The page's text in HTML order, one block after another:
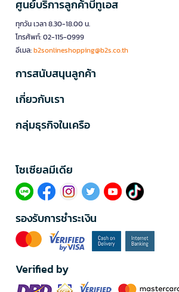
ศูนย์บริการลูกค้าบีทูเอส
ทุกวัน เวลา 8.30-18.00 น.
โทรศัพท์: 02-115-0999
อีเมล:b2sonlineshopping@b2s.co.th
การสนับสนุนลูกค้า
เกี่ยวกับเรา
กลุ่มธุรกิจในเครือ
โซเซียลมีเดีย​
รองรับการชำระเงิน
Verified by